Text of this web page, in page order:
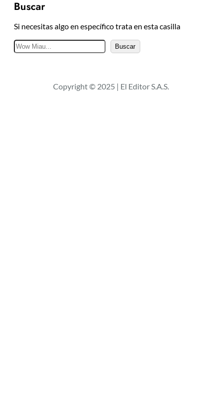
Buscar
Si necesitas algo en específico trata en esta casilla
B
u
a
Buscar
Copyright © 2025 | El Editor S.A.S.